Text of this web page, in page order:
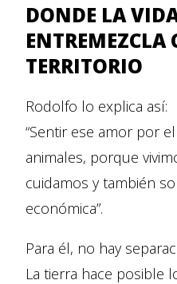
DONDE LA
ENTREMEZCLA
TERRITORIO
Rodolfo lo explica así:
“Sentir ese amor por
animales, porque
cuidamos y también
económica”.
Para él, no hay
La tierra hace posible